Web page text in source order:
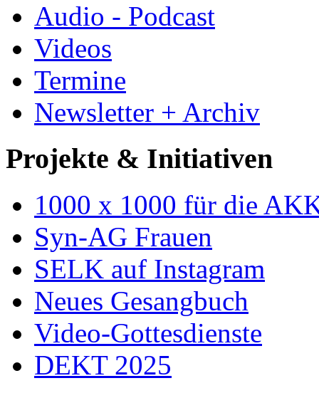
Audio - Podcast
Videos
Termine
Newsletter + Archiv
Projekte & Initiativen
1000 x 1000 für die
Syn-AG Frauen
SELK auf Instagram
Neues Gesangbuch
Video-Gottesdienste
DEKT 2025